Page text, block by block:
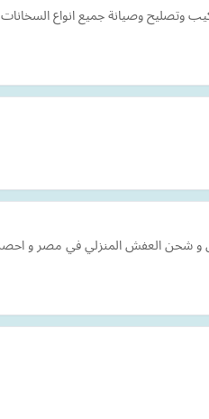
وصيانة جميع انواع السخانات
و شحن العفش المنزلي في مصر و